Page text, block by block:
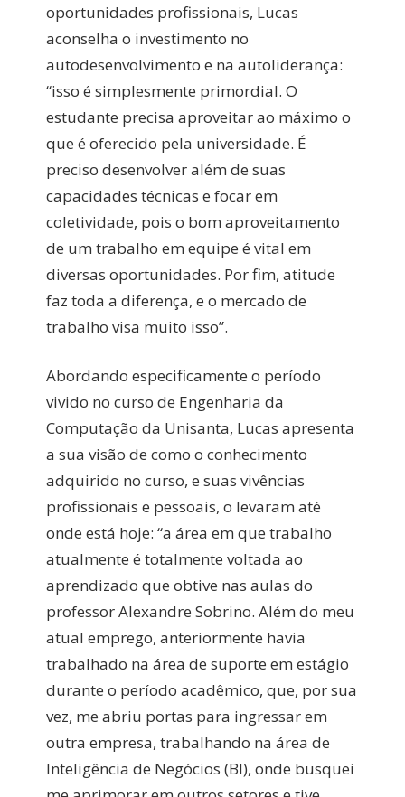
oportunidades profissionais, Lucas
aconselha o investimento no
autodesenvolvimento e na autoliderança:
“isso é simplesmente primordial. O
estudante precisa aproveitar ao máximo o
que é oferecido pela universidade. É
preciso desenvolver além de suas
capacidades técnicas e focar em
coletividade, pois o bom aproveitamento
de um trabalho em equipe é vital em
diversas oportunidades. Por fim, atitude
faz toda a diferença, e o mercado de
trabalho visa muito isso”.
Abordando especificamente o período
vivido no curso de Engenharia da
Computação da Unisanta, Lucas apresenta
a sua visão de como o conhecimento
adquirido no curso, e suas vivências
profissionais e pessoais, o levaram até
onde está hoje: “a área em que trabalho
atualmente é totalmente voltada ao
aprendizado que obtive nas aulas do
professor Alexandre Sobrino. Além do meu
atual emprego, anteriormente havia
trabalhado na área de suporte em estágio
durante o período acadêmico, que, por sua
vez, me abriu portas para ingressar em
outra empresa, trabalhando na área de
Inteligência de Negócios (BI), onde busquei